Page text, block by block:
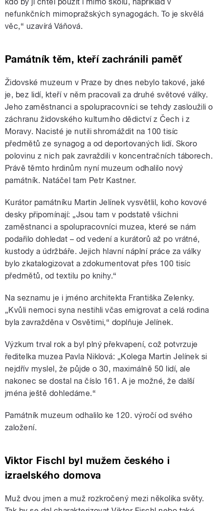
nefunkčních mimopražských synagogách. To je skvělá
věc,“ uzavírá Váňová.
Památník těm, kteří zachránili paměť
Židovské muzeum v Praze by dnes nebylo takové, jaké
je, bez lidí, kteří v něm pracovali za druhé světové války.
Jeho zaměstnanci a spolupracovníci se tehdy zasloužili o
záchranu židovského kulturního dědictví z Čech i z
Moravy. Nacisté je nutili shromáždit na 100 tisíc
předmětů ze synagog a od deportovaných lidí. Skoro
polovinu z nich pak zavraždili v koncentračních táborech.
Právě těmto hrdinům nyní muzeum odhalilo nový
památník. Natáčel tam Petr Kastner.
Kurátor památníku Martin Jelínek vysvětlil, koho kovové
desky připomínají: „Jsou tam v podstatě všichni
zaměstnanci a spolupracovníci muzea, které se nám
podařilo dohledat – od vedení a kurátorů až po vrátné,
kustody a údržbáře. Jejich hlavní náplní práce za války
bylo zkatalogizovat a zdokumentovat přes 100 tisíc
předmětů, od textilu po knihy.“
Na seznamu je i jméno architekta Františka Zelenky.
„Kvůli nemoci syna nestihli včas emigrovat a celá rodina
byla zavražděna v Osvětimi,“ doplňuje Jelínek.
Výzkumtrval rok a byl plný překvapení, což potvrzuje
ředitelka muzea Pavla Niklová: „Kolega Martin Jelínek si
nejdřív myslel, že půjde o 30, maximálně 50 lidí,ale
nakonec se dostal na číslo 161. A je možné, že další
jména ještě dohledáme.“
Památník muzeum odhalilo ke 120. výročí od svého
založení.
Viktor Fischl byl mužem českého i
izraelského domova
Muž dvou jmen a muž rozkročený mezi několika světy.